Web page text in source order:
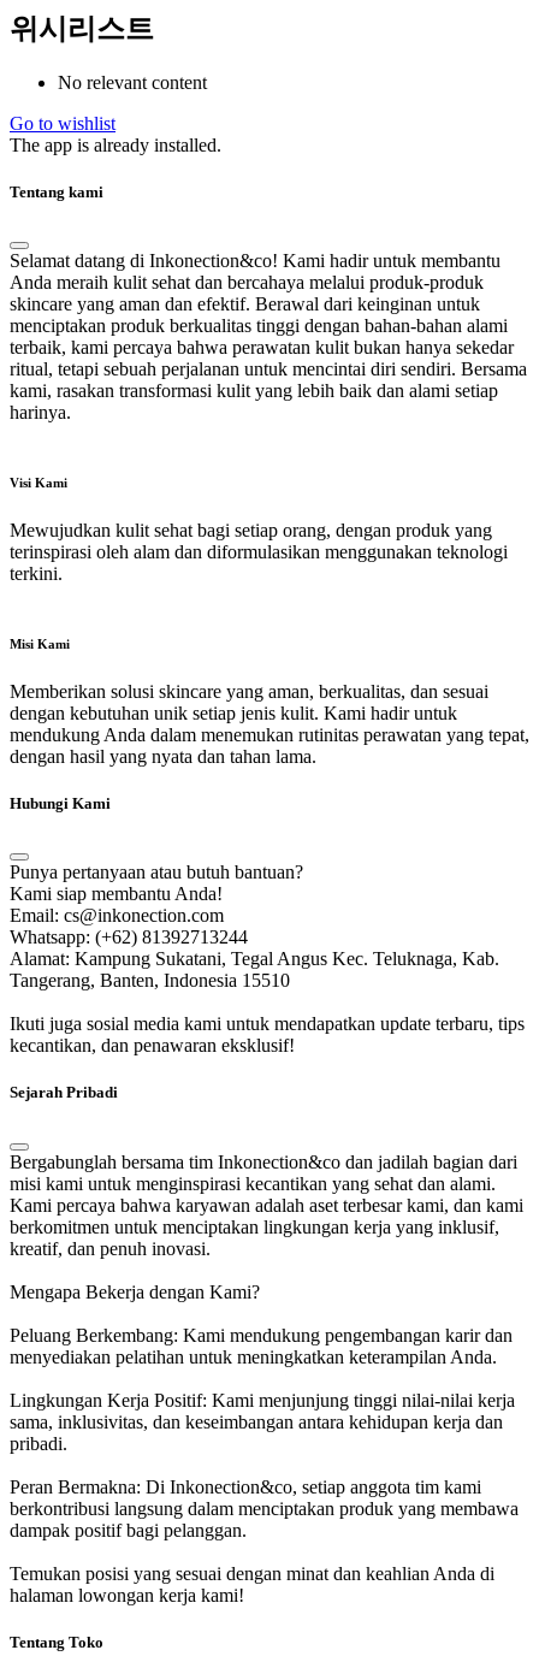
위시리스트
No relevant content
Go to wishlist
The app is already installed.
Tentang kami
Selamat datang di Inkonection&co! Kami hadir untuk membantu
Anda meraih kulit sehat dan bercahaya melalui produk-produk
skincare yang aman dan efektif. Berawal dari keinginan untuk
menciptakan produk berkualitas tinggi dengan bahan-bahan alami
terbaik, kami percaya bahwa perawatan kulit bukan hanya sekedar
ritual, tetapi sebuah perjalanan untuk mencintai diri sendiri. Bersama
kami, rasakan transformasi kulit yang lebih baik dan alami setiap
harinya.
Visi Kami
Mewujudkan kulit sehat bagi setiap orang, dengan produk yang
terinspirasi oleh alam dan diformulasikan menggunakan teknologi
terkini.
Misi Kami
Memberikan solusi skincare yang aman, berkualitas, dan sesuai
dengan kebutuhan unik setiap jenis kulit. Kami hadir untuk
mendukung Anda dalam menemukan rutinitas perawatan yang tepat,
dengan hasil yang nyata dan tahan lama.
Hubungi Kami
Punya pertanyaan atau butuh bantuan?
Kami siap membantu Anda!
Email: cs@inkonection.com
Whatsapp: (+62) 81392713244
Alamat: Kampung Sukatani, Tegal Angus Kec. Teluknaga, Kab.
Tangerang, Banten, Indonesia 15510
Ikuti juga sosial media kami untuk mendapatkan update terbaru, tips
kecantikan, dan penawaran eksklusif!
Sejarah Pribadi
Bergabunglah bersama tim Inkonection&co dan jadilah bagian dari
misi kami untuk menginspirasi kecantikan yang sehat dan alami.
Kami percaya bahwa karyawan adalah aset terbesar kami, dan kami
berkomitmen untuk menciptakan lingkungan kerja yang inklusif,
kreatif, dan penuh inovasi.
Mengapa Bekerja dengan Kami?
Peluang Berkembang: Kami mendukung pengembangan karir dan
menyediakan pelatihan untuk meningkatkan keterampilan Anda.
Lingkungan Kerja Positif: Kami menjunjung tinggi nilai-nilai kerja
sama, inklusivitas, dan keseimbangan antara kehidupan kerja dan
pribadi.
Peran Bermakna: Di Inkonection&co, setiap anggota tim kami
berkontribusi langsung dalam menciptakan produk yang membawa
dampak positif bagi pelanggan.
Temukan posisi yang sesuai dengan minat dan keahlian Anda di
halaman lowongan kerja kami!
Tentang Toko